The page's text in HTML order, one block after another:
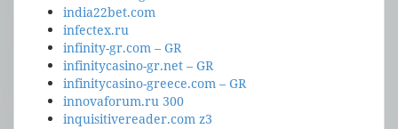
india22bet.com
infectex.ru
infinity-gr.com – GR
infinitycasino-gr.net – GR
infinitycasino-greece.com – GR
innovaforum.ru 300
inquisitivereader.com z3